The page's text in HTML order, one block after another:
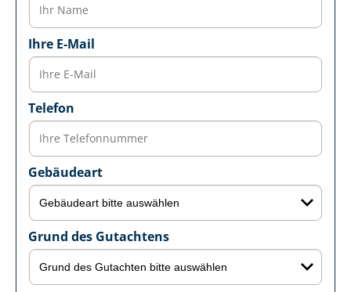
Ihre E-Mail
Telefon
Gebäudeart
Grund des Gutachtens